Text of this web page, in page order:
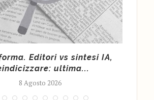
Editori vs sintesi IA,
ultima...
8 Agosto 2026